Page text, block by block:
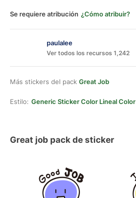
Se requiere atribución ¿Cómo atribuir?
paulalee
Ver todos los recursos 1,242
Más stickers del pack Great Job
Estilo: Generic Sticker Color Lineal Color
Great job pack de sticker